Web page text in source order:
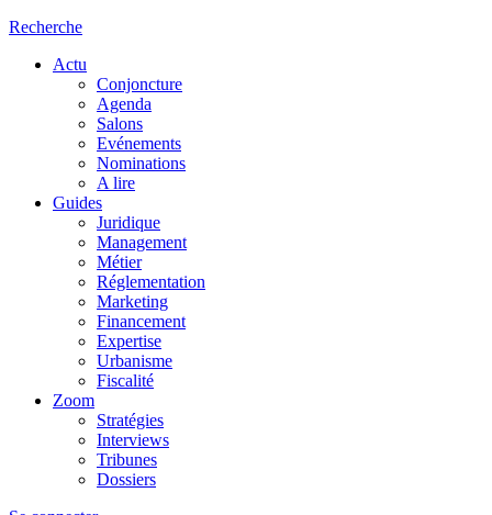
Recherche
Actu
Conjoncture
Agenda
Salons
Evénements
Nominations
A lire
Guides
Juridique
Management
Métier
Réglementation
Marketing
Financement
Expertise
Urbanisme
Fiscalité
Zoom
Stratégies
Interviews
Tribunes
Dossiers